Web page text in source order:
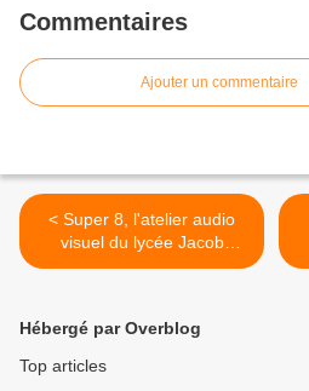
Commentaires
Ajouter un commentaire
< Super 8, l'atelier audio
visuel du lycée Jacob
Holtzer
Hébergé par Overblog
Top articles